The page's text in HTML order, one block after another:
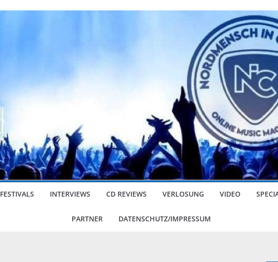
FESTIVALS INTERVIEWS CD REVIEWS VERLOSUNG VIDEO
PARTNER DATENSCHUTZ/IMPRESSUM